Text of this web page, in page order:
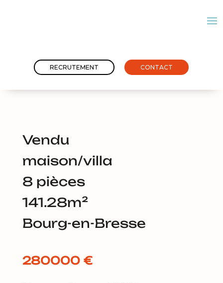
RECRUTEMENT CONTACT
Vendu
maison/villa
8 pièces
141.28m²
Bourg-en-Bresse
280000 €